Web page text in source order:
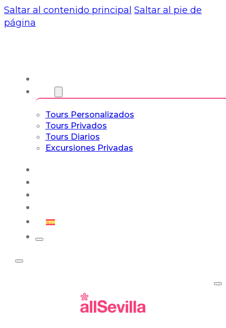
Saltar al contenido principal Saltar al pie de
página
Tours Personalizados
Tours Privados
Tours Diarios
Excursiones Privadas